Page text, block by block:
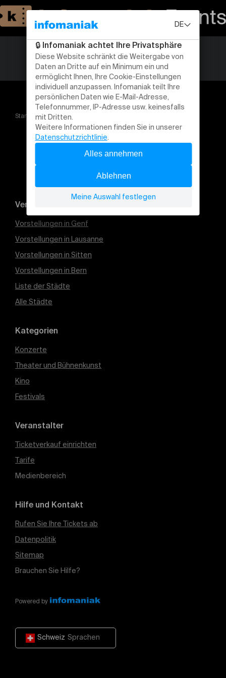
Startseite Mad Mountain Festival
Veranstaltung suchen
Vorstellungen in Genf
Vorstellungen in Lausanne
Vorstellungen in Sitten
Vorstellungen in Bern
Liste der Städte
Alle Städte
Kategorien
Konzerte
Theater und Bühnenkunst
Kino
Festivals
Veranstalter
Ticketverkauf einrichten
Tarife
Medienbereich
Hilfe und Kontakt
Rufen Sie Ihre Tickets ab
Datenpolitik
Sitemap
Brauchen Sie Hilfe?
Powered by
Schweiz Sprachen